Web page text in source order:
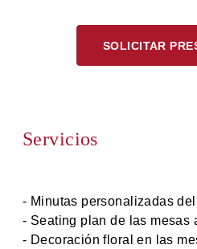
SOLICITAR
Servicios
- Minutas personalizadas
- Seating plan de las mesas
- Decoración floral en las